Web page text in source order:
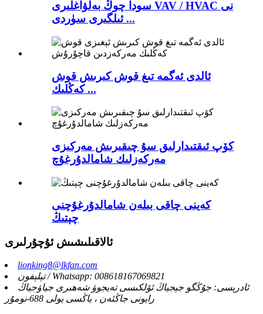
سودا چوڭ بەلۋاغلىرى VAV / HVAC نى
ئىلگىرى سۈردى ...
ئالدى ئەگمە تىغ قوش كىرىش قوش
كەڭلىك ...
كۆپ ئىقتىدارلىق سۇ چىقىرىش مەركىزى
مەركەزلىك شامالدۇرغۇچ
كەينى چاقى بىلەن شامالدۇرغۇچنى
چېتىڭ
ئالاقىلىشىش ئۇچۇرلىرى
lionking8@lkfan.com
تېلېفون / Whatsapp: 008618167069821
ئادرېسى: جۇڭگو جېجياڭ ئۆلكىسى تەيجوۋ شەھىرى جياۋجياڭ
رايونى جاڭئەن ، ياڭسى يولى 688-نومۇر